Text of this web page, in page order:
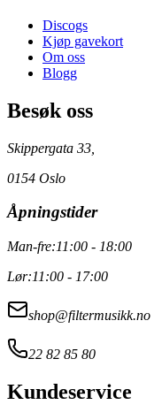
Discogs
Kjøp gavekort
Om oss
Blogg
Besøk oss
Skippergata 33,
0154 Oslo
Åpningstider
Man-fre:11:00 - 18:00
Lør:11:00 - 17:00
shop@filtermusikk.no
22 82 85 80
Kundeservice